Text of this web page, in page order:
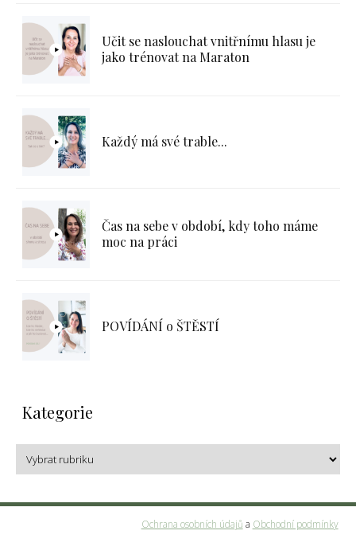
Učit se naslouchat vnitřnímu hlasu je
jako trénovat na Maraton
Každý má své trable...
Čas na sebe v období, kdy toho máme
moc na práci
POVÍDÁNÍ o ŠTĚSTÍ
Kategorie
Ochrana osobních údajů a Obchodní podmínky